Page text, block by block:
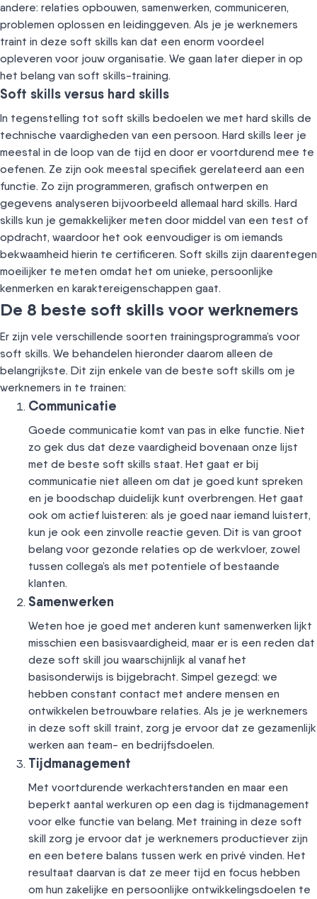
andere: relaties opbouwen, samenwerken, communiceren,
problemen oplossen en leidinggeven. Als je je werknemers
traint in deze soft skills kan dat een enorm voordeel
opleveren voor jouw organisatie. We gaan later dieper in op
het belang van soft skills-training.
Soft skills versus hard skills
In tegenstelling tot soft skills bedoelen we met hard skills de
technische vaardigheden van een persoon. Hard skills leer je
meestal in de loop van de tijd en door er voortdurend mee te
oefenen. Ze zijn ook meestal specifiek gerelateerd aan een
functie. Zo zijn programmeren, grafisch ontwerpen en
gegevens analyseren bijvoorbeeld allemaal hard skills. Hard
skills kun je gemakkelijker meten door middel van een test of
opdracht, waardoor het ook eenvoudiger is om iemands
bekwaamheid hierin te certificeren. Soft skills zijn daarentegen
moeilijker te meten omdat het om unieke, persoonlijke
kenmerken en karaktereigenschappen gaat.
De 8 beste soft skills voor werknemers
Er zijn vele verschillende soorten trainingsprogramma’s voor
soft skills. We behandelen hieronder daarom alleen de
belangrijkste. Dit zijn enkele van de beste soft skills om je
werknemers in te trainen:
Communicatie
Goede communicatie komt van pas in elke functie. Niet
zo gek dus dat deze vaardigheid bovenaan onze lijst
met de beste soft skills staat. Het gaat er bij
communicatie niet alleen om dat je goed kunt spreken
en je boodschap duidelijk kunt overbrengen. Het gaat
ook om actief luisteren: als je goed naar iemand luistert,
kun je ook een zinvolle reactie geven. Dit is van groot
belang voor gezonde relaties op de werkvloer, zowel
tussen collega’s als met potentiele of bestaande
klanten.
Samenwerken
Weten hoe je goed met anderen kunt samenwerken lijkt
misschien een basisvaardigheid, maar er is een reden dat
deze soft skill jou waarschijnlijk al vanaf het
basisonderwijs is bijgebracht. Simpel gezegd: we
hebben constant contact met andere mensen en
ontwikkelen betrouwbare relaties. Als je je werknemers
in deze soft skill traint, zorg je ervoor dat ze gezamenlijk
werken aan team- en bedrijfsdoelen.
Tijdmanagement
Met voortdurende werkachterstanden en maar een
beperkt aantal werkuren op een dag is tijdmanagement
voor elke functie van belang. Met training in deze soft
skill zorg je ervoor dat je werknemers productiever zijn
en een betere balans tussen werk en privé vinden. Het
resultaat daarvan is dat ze meer tijd en focus hebben
om hun zakelijke en persoonlijke ontwikkelingsdoelen te